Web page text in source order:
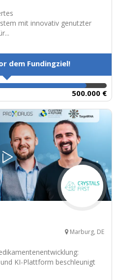
mit innovativ genutzter
dem Fundingziel!
500.000 €
Marburg, DE
KI-Plattform beschleunigt